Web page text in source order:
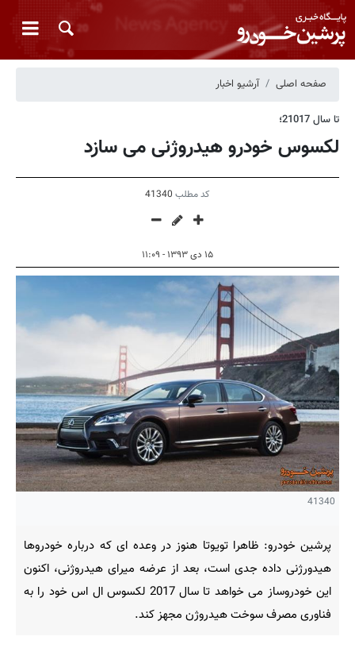
صفحه اصلی آرشیو اخبار
تا سال 21017؛
لکسوس خودرو هیدروژنی می سازد
کد مطلب 41340
۱۵ دی ۱۳۹۳ - ۱۱:۰۹
41340
پرشین خودرو: ظاهرا تویوتا هنوز در وعده ای که درباره خودروها
هیدورژنی داده جدی است، بعد از عرضه میرای هیدروژنی، اکنون
این خودروساز می خواهد تا سال 2017 لکسوس ال اس خود را به
فناوری مصرف سوخت هیدروژن مجهز کند.